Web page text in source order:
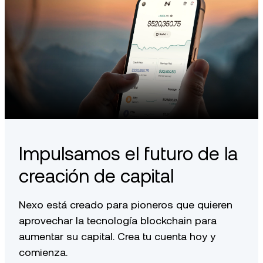
Sistemas de gestión de información acreditados por
El equipo de atención al cliente ofrece un servicio
personalizado 24/7 que supera el estándar.
Puedes obtener más información sobre nuestros principios
Impulsamos el futuro de la
creación de capital
Nexo está creado para pioneros que quieren
aprovechar la tecnología blockchain para
aumentar su capital. Crea tu cuenta hoy y
comienza.